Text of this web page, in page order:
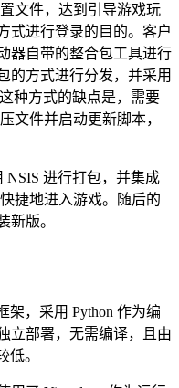
文件，达到引导游戏玩
式进行登录的目的。客户
器自带的整合包工具进行
的方式进行分发，并采用
种方式的缺点是，需要
文件并启动更新脚本，
NSIS 进行打包，并集成
捷地进入游戏。随后的
新版。
架，采用 Python 作为编
立部署，无需编译，且由
低。